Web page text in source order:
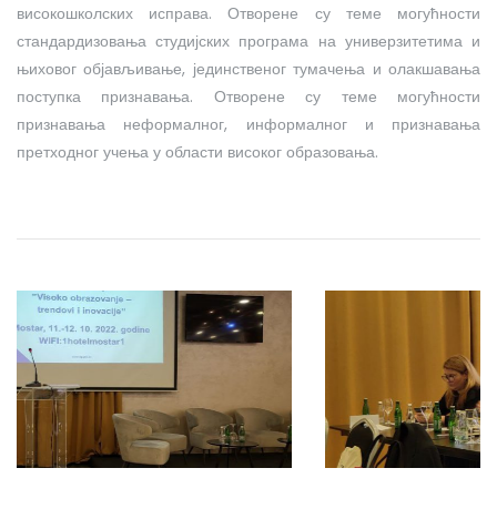
високошколских исправа. Отворене су теме могућности
стандардизовања студијских програма на универзитетима и
њиховог објављивање, јединственог тумачења и олакшавања
поступка признавања. Отворене су теме могућности
признавања неформалног, информалног и признавања
претходног учења у области високог образовања.